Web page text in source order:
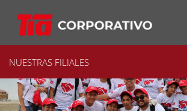
NUESTRAS FILIALES